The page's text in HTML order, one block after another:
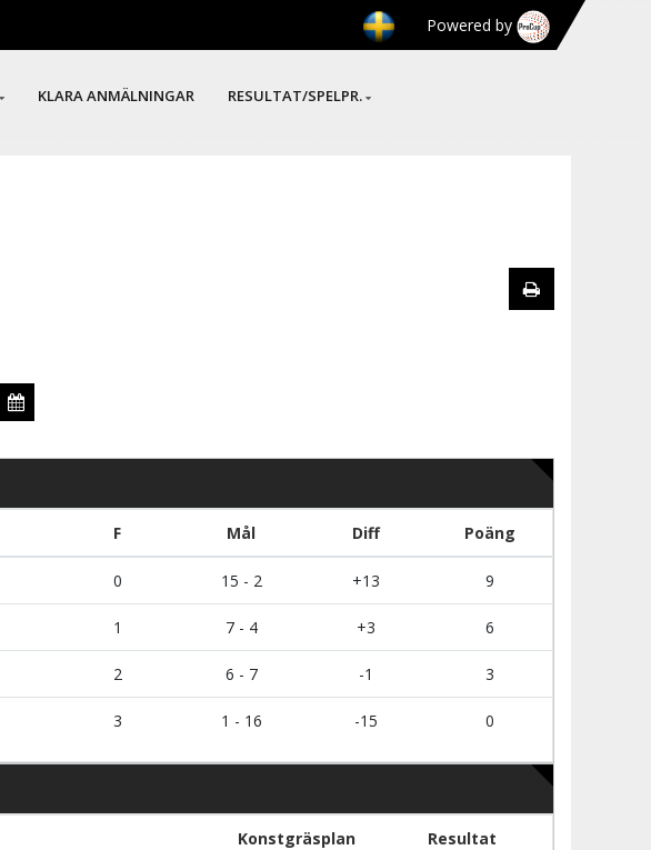
Powered by
KLARA ANMÄLNINGAR RESULTAT/SPELPR.
F Mål Diff Poäng
0 15 - 2 +13 9
1 7 - 4 +3 6
2 6 - 7 -1 3
3 1 - 16 -15 0
Konstgräsplan Resultat